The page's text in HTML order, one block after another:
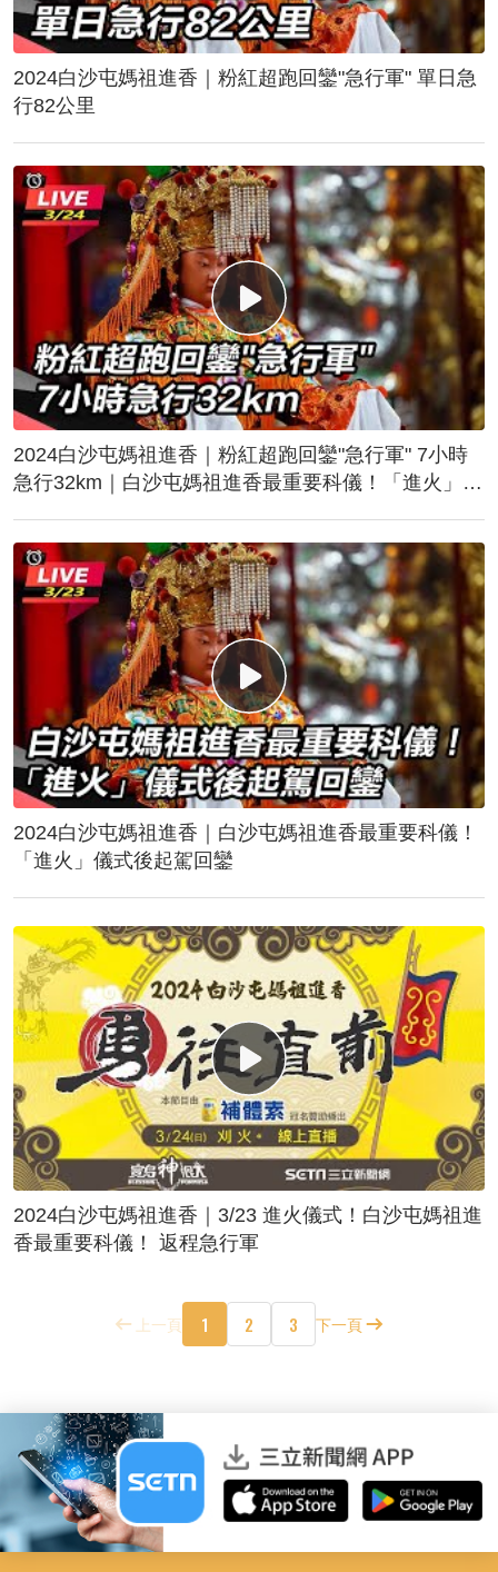
2024白沙屯媽祖進香｜粉紅超跑回鑾"急行軍" 單日急
行82公里
2024白沙屯媽祖進香｜粉紅超跑回鑾"急行軍" 7小時
急行32km｜白沙屯媽祖進香最重要科儀！「進火」儀
2024白沙屯媽祖進香｜白沙屯媽祖進香最重要科儀！
「進火」儀式後起駕回鑾
2024白沙屯媽祖進香｜3/23 進火儀式！白沙屯媽祖進
香最重要科儀！ 返程急行軍
上一頁 1 2 3 下一頁